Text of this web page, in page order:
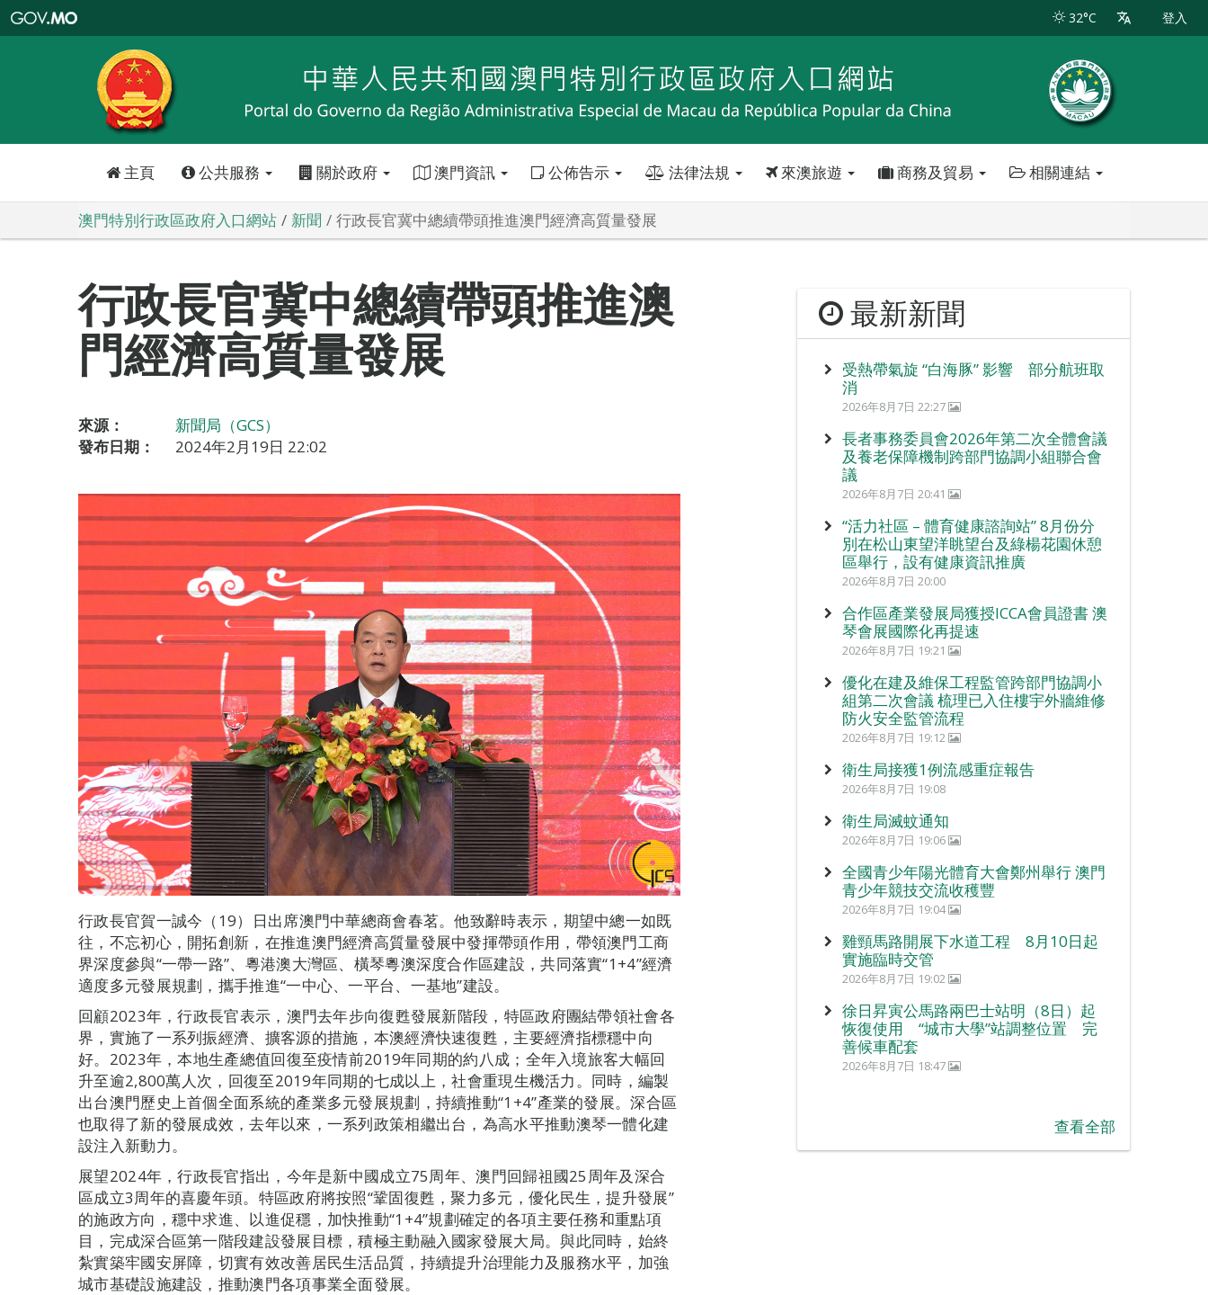
特
政
區
政
口
32°C 登入
主頁 公共服務 關於政府 澳門資訊 公佈告示 法律法規 來澳旅遊 商務及貿易 相關連結
澳門特別行政區政府入口網站 新聞 行政長官冀中總續帶頭推進澳門經濟高質量發展
行政長官冀中總續帶頭推進澳
門經濟高質量發展
來源：
新聞局（GCS）
發布日期：
2024年2月19日 22:02
行政長官賀一誠今（19）日出席澳門中華總商會春茗。他致辭時表示，期望中總一如既
往，不忘初心，開拓創新，在推進澳門經濟高質量發展中發揮帶頭作用，帶領澳門工商
界深度參與“一帶一路”、粵港澳大灣區、橫琴粵澳深度合作區建設，共同落實“1+4”經濟
適度多元發展規劃，攜手推進“一中心、一平台、一基地”建設。
回顧2023年，行政長官表示，澳門去年步向復甦發展新階段，特區政府團結帶領社會各
界，實施了一系列振經濟、擴客源的措施，本澳經濟快速復甦，主要經濟指標穩中向
好。2023年，本地生產總值回復至疫情前2019年同期的約八成；全年入境旅客大幅回
升至逾2,800萬人次，回復至2019年同期的七成以上，社會重現生機活力。同時，編製
出台澳門歷史上首個全面系統的產業多元發展規劃，持續推動“1+4”產業的發展。深合區
也取得了新的發展成效，去年以來，一系列政策相繼出台，為高水平推動澳琴一體化建
設注入新動力。
展望2024年，行政長官指出，今年是新中國成立75周年、澳門回歸祖國25周年及深合
區成立3周年的喜慶年頭。特區政府將按照“鞏固復甦，聚力多元，優化民生，提升發展”
的施政方向，穩中求進、以進促穩，加快推動“1+4”規劃確定的各項主要任務和重點項
目，完成深合區第一階段建設發展目標，積極主動融入國家發展大局。與此同時，始終
紮實築牢國安屏障，切實有效改善居民生活品質，持續提升治理能力及服務水平，加強
城市基礎設施建設，推動澳門各項事業全面發展。
最新新聞
受熱帶氣旋 “白海豚” 影響 部分航班取
消
2026年8月7日 22:27
長者事務委員會2026年第二次全體會議
及養老保障機制跨部門協調小組聯合會
議
2026年8月7日 20:41
“活力社區 – 體育健康諮詢站” 8月份分
別在松山東望洋眺望台及綠楊花園休憩
區舉行，設有健康資訊推廣
2026年8月7日 20:00
合作區產業發展局獲授ICCA會員證書 澳
琴會展國際化再提速
2026年8月7日 19:21
優化在建及維保工程監管跨部門協調小
組第二次會議 梳理已入住樓宇外牆維修
防火安全監管流程
2026年8月7日 19:12
衛生局接獲1例流感重症報告
2026年8月7日 19:08
衛生局滅蚊通知
2026年8月7日 19:06
全國青少年陽光體育大會鄭州舉行 澳門
青少年競技交流收穫豐
2026年8月7日 19:04
雞頸馬路開展下水道工程 8月10日起
實施臨時交管
2026年8月7日 19:02
徐日昇寅公馬路兩巴士站明（8日）起
恢復使用 “城市大學”站調整位置 完
善候車配套
2026年8月7日 18:47
查看全部